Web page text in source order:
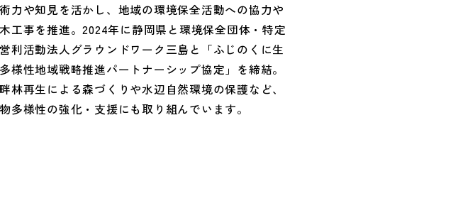
力や知見を活かし、地域の環境保全活動への協力や
工事を推進。2024年に静岡県と環境保全団体・特定
利活動法人グラウンドワーク三島と「ふじのくに生
様性地域戦略推進パートナーシップ協定」を締結。
林再生による森づくりや水辺自然環境の保護など、
多様性の強化・支援にも取り組んでいます。